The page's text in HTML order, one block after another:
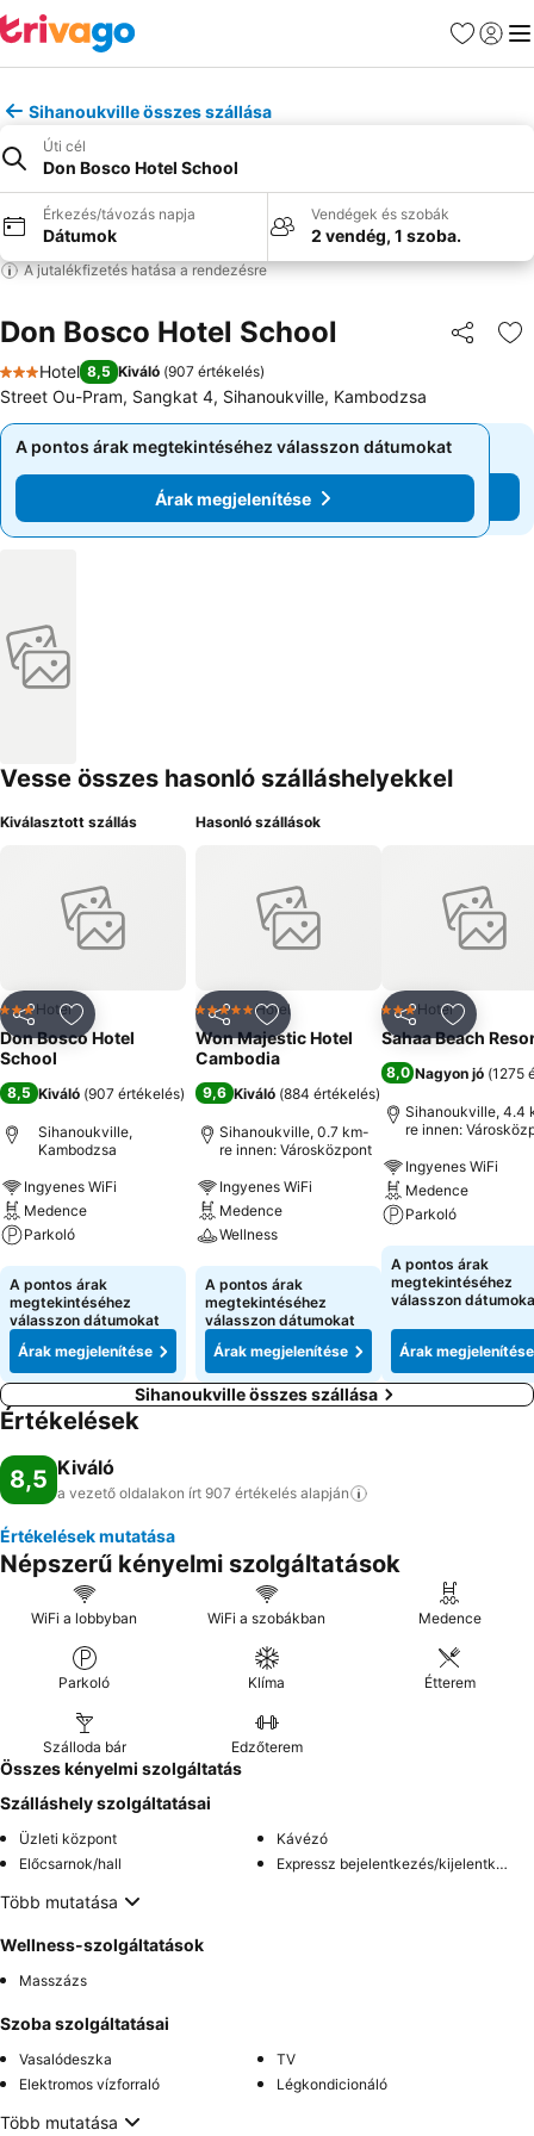
Kedvencek
Sihanoukville összes szállása
Úti cél
Don Bosco Hotel School
Érkezés/távozás napja
Dátumok
Vendégek és szobák
2 vendég, 1 szoba.
A jutalékfizetés hatása a rendezésre
Don Bosco Hotel School
3 Kategória
Hotel 8,5 Kiváló (907 értékelés)
Street Ou-Pram, Sangkat 4, Sihanoukville, Kambodzsa
A pontos árak megtekintéséhez válasszon dátumokat
Árak megjelenítése
A pontos árak megtekintéséhez válasszon dátumokat
Árak megjelenítése
Vesse összes hasonló szálláshelyekkel
Kiválasztott szállás
MegosztásHozzáadás a kedvencekhez
3 Kategória
Hotel
Don Bosco Hotel
School
8,5 Kiváló (907 értékelés)
Sihanoukville,
Kambodzsa
Ingyenes WiFi
Medence
Parkoló
Árak megjelenítése
A pontos árak
megtekintéséhez
válasszon dátumokat
Árak megjelenítése
Hasonló szállások
MegosztásHozzáadás a kedvencekhez
5 KategóriaHotel
Won Majestic Hotel
Cambodia
9,6 Kiváló (884 értékelés)
Sihanoukville, 0.7 km-
re innen: Városközpont
Ingyenes WiFi
Medence
Wellness
Árak megjelenítése
A pontos árak
megtekintéséhez
válasszon dátumokat
Árak megjelenítése
Megosztás
3 Kategória
Hotel
Sahaa Beach
8,0 Nagyon jó (1275
Sihanoukville, 4.4
re innen:
Ingyenes WiFi
Medence
Parkoló
Árak
A pontos árak
megtekintéséhez
válasszon
Árak megjelenítése
Sihanoukville összes szállása
Értékelések
8,5 Kiváló
a vezető oldalakon írt 907 értékelés alapján
Értékelések mutatása
Népszerű kényelmi szolgáltatások
WiFi a lobbyban WiFi a szobákban Medence
Parkoló Klíma Étterem
Szálloda bár Edzőterem
Összes kényelmi szolgáltatás
Szálláshely szolgáltatásai
Üzleti központ
Kávézó
Előcsarnok/hall
Expressz bejelentkezés/kijelentkezés
Több mutatása
Wellness-szolgáltatások
Masszázs
Szoba szolgáltatásai
Vasalódeszka
TV
Elektromos vízforraló
Légkondicionáló
Több mutatása